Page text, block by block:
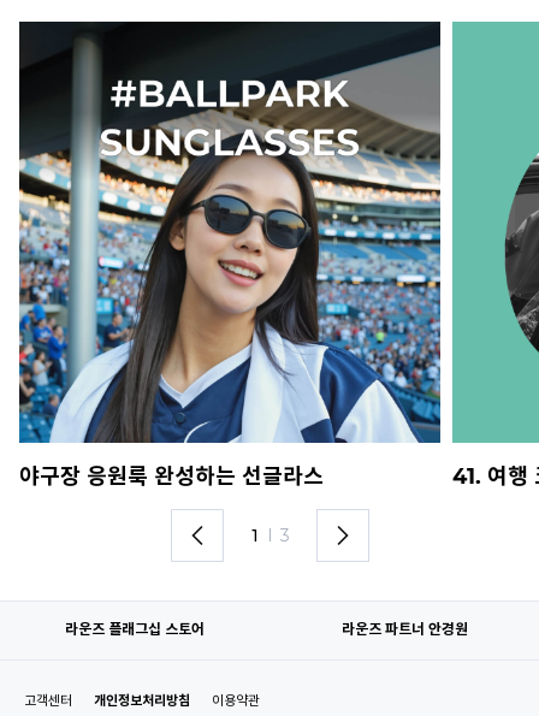
야구장 응원룩 완성하는 선글라스 41. 여행
1 3
라운즈 플래그십 스토어 라운즈 파트너 안경원
고객센터 개인정보처리방침 이용약관